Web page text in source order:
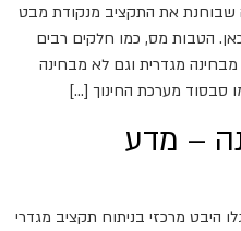
שבוחנת את התקציב מנקודת מבט
הטבות מס, כמו חלקים רבים
מבחינה מגדרית וגם לא מבחינה
סבסוד מערכת החינוך […]
– מדע
היבט מרכזי בניתוח תקציב מגדרי